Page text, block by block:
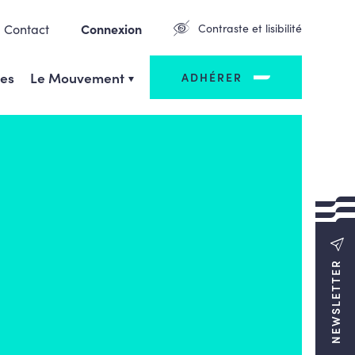
Contact Connexion Contraste et lisibilité
Le Mouvement ADHÉRER
NEWSLETTER